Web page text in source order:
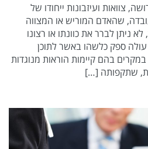
צוואות ועיזבונות ייחודו של
שהאדם המוריש או המצווה
ניתן לברר את כוונתו או רצונו
ספק כלשהו באשר לתוכן
במקרים בהם קיימות הוראות מנוגדות
שתקפותה […]